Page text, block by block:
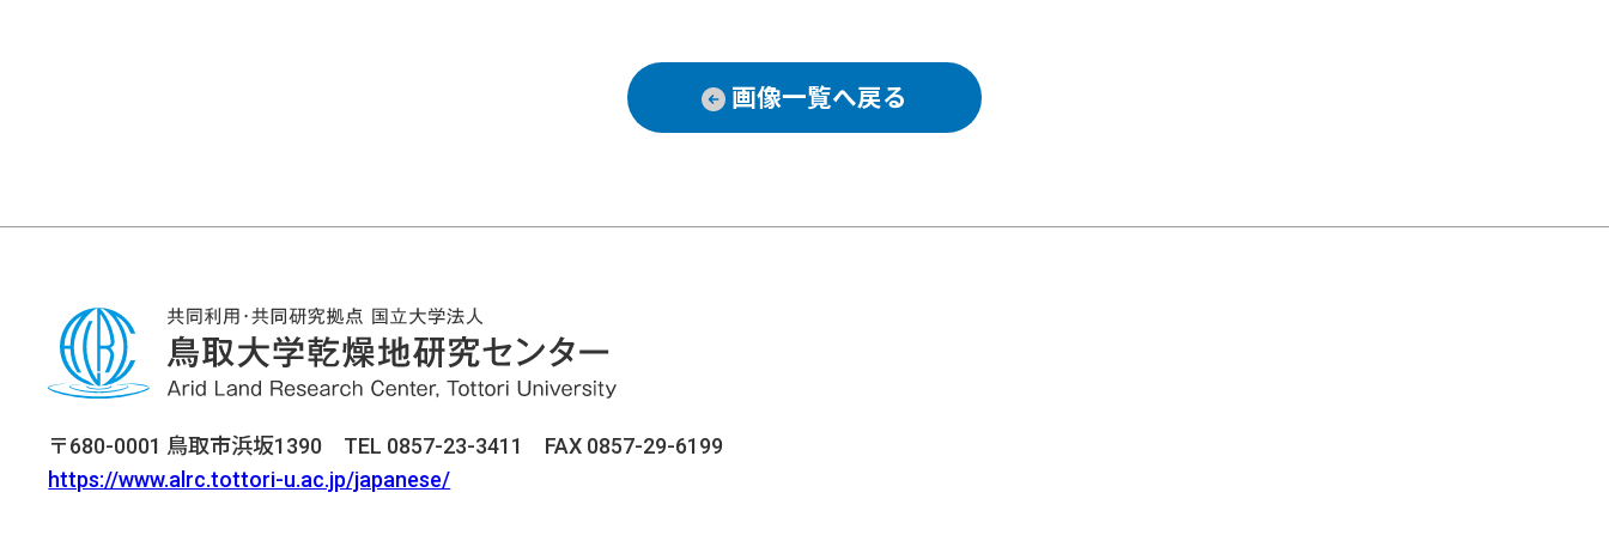
画像一覧へ戻る
〒680-0001 鳥取市浜坂1390 TEL 0857-23-3411 FAX 0857-29-6199
https://www.alrc.tottori-u.ac.jp/japanese/